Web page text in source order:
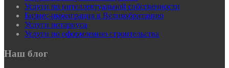
Услуги по интеллектуальной собственности
Бизнес-иммиграция в Великобританию
Услуги нотариуса
Услуги по оформлению строительства
Наш блог